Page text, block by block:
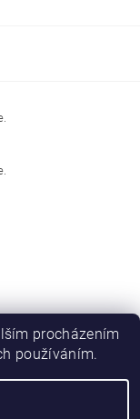
OBUV
procházením
používáním.